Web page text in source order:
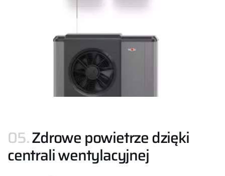
05.Zdrowe powietrze dzięki
centrali wentylacyjnej